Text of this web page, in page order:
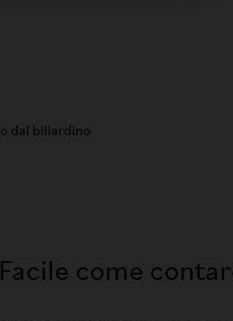
Facile come